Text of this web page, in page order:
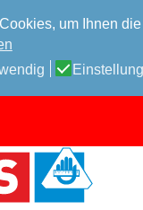
um Ihnen